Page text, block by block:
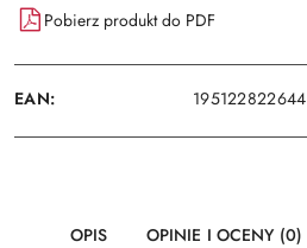
Pobierz produkt do PDF
EAN: 195122822644
OPIS OPINIE I OCENY (0)